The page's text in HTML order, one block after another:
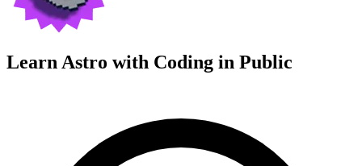
Learn Astro with Coding in Public